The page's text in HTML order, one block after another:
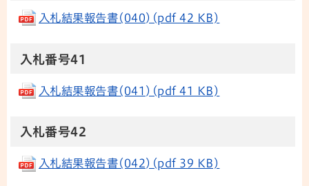
入札結果報告書(040)(pdf 42 KB)
​​​​​​​入札番号41
入札結果報告書(041)(pdf 41 KB)
​​​​​​​入札番号42
入札結果報告書(042)(pdf 39 KB)